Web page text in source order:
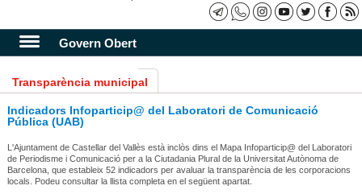
Govern Obert
Transparència municipal
Indicadors Infoparticip@ del Laboratori de Comunicació
Pública (UAB)
L'Ajuntament de Castellar del Vallès està inclòs dins el Mapa Infoparticip@ del Laboratori
de Periodisme i Comunicació per a la Ciutadania Plural de la Universitat Autònoma de
Barcelona, que estableix 52 indicadors per avaluar la transparència de les corporacions
locals. Podeu consultar la llista completa en el següent apartat.